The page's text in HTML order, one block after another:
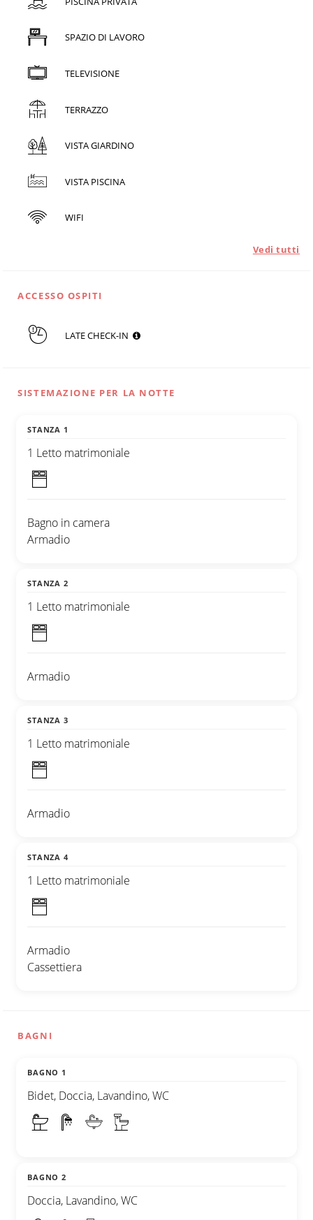
SPAZIO DI LAVORO
TELEVISIONE
TERRAZZO
VISTA GIARDINO
VISTA PISCINA
WIFI
Vedi tutti
ACCESSO OSPITI
LATE CHECK-IN
SISTEMAZIONE PER LA NOTTE
STANZA 1
1 Letto matrimoniale
Bagno in camera
Armadio
STANZA 2
1 Letto matrimoniale
Armadio
STANZA 3
1 Letto matrimoniale
Armadio
STANZA 4
1 Letto matrimoniale
Armadio
Cassettiera
BAGNI
BAGNO 1
Bidet, Doccia, Lavandino, WC
BAGNO 2
Doccia, Lavandino, WC